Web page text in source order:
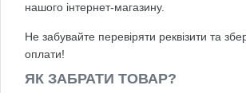
нашого інтернет-магазину.
Не забувайте перевіряти реквізити та
оплати!
ЯК ЗАБРАТИ ТОВАР?